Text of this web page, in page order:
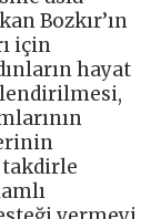
Bozkır’ın
için
hayat
takdirle